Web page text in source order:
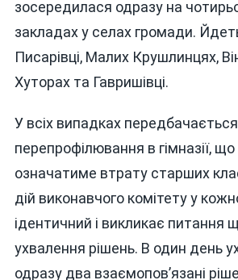
зосередилася одразу на
закладах у селах громади.
Писарівці, Малих Крушлинцях,
Хуторах та Гавришівці.
У всіх випадках передбачається
перепрофілювання в гімназії,
означатиме втрату старших
дій виконавчого комітету у
ідентичний і викликає питання
ухвалення рішень. В один день
одразу два взаємопов’язані